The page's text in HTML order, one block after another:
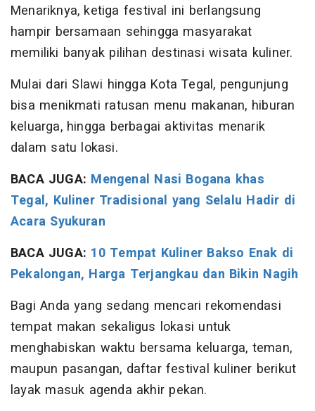
Menariknya, ketiga festival ini berlangsung
hampir bersamaan sehingga masyarakat
memiliki banyak pilihan destinasi wisata kuliner.
Mulai dari Slawi hingga Kota Tegal, pengunjung
bisa menikmati ratusan menu makanan, hiburan
keluarga, hingga berbagai aktivitas menarik
dalam satu lokasi.
BACA JUGA: Mengenal Nasi Bogana khas
Tegal, Kuliner Tradisional yang Selalu Hadir di
Acara Syukuran
BACA JUGA: 10 Tempat Kuliner Bakso Enak di
Pekalongan, Harga Terjangkau dan Bikin Nagih
Bagi Anda yang sedang mencari rekomendasi
tempat makan sekaligus lokasi untuk
menghabiskan waktu bersama keluarga, teman,
maupun pasangan, daftar festival kuliner berikut
layak masuk agenda akhir pekan.